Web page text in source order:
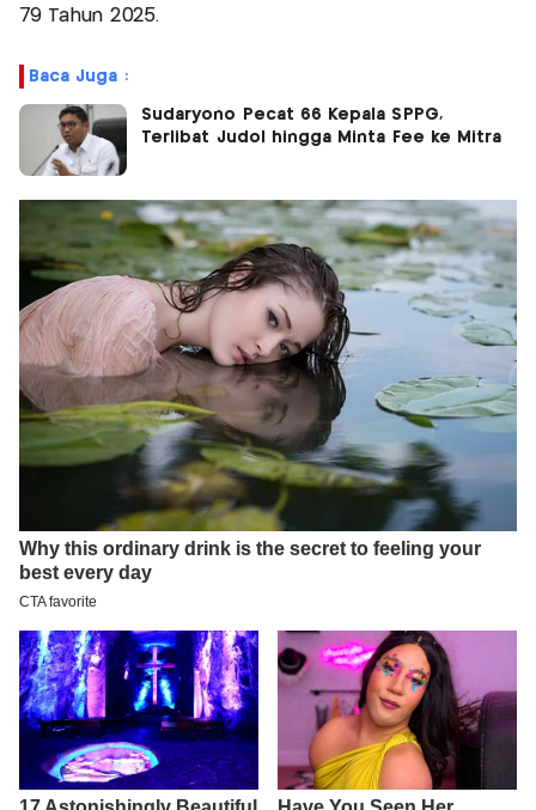
79 Tahun 2025.
Baca Juga :
Sudaryono Pecat 66 Kepala SPPG,
Terlibat Judol hingga Minta Fee ke Mitra